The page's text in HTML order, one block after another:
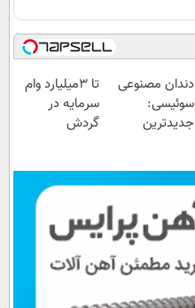
دندان مصنوعی
سوئیسی:
جدیدترین
پرداخت قسطی
تا 3میلیارد وام
سرمایه در
گردش
ثبت کن